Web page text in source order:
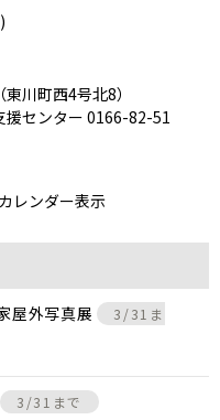
川町西4号北8）
援センター 0166-82-51
カレンダー表示
屋外写真展
3/31ま
3/31まで